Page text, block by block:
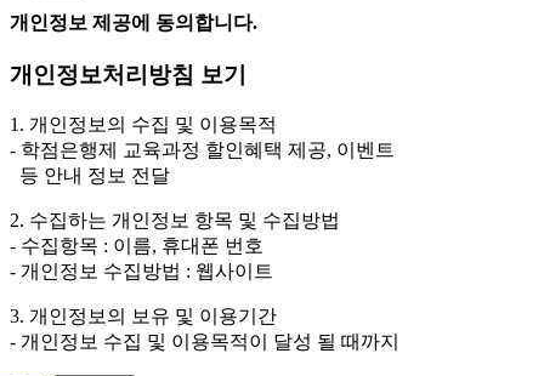
사, 해커스편입 등)
3. 개인정보 보유/이용 기간: 법령상 정하는 경우를 제
외하고는 회원탈퇴 시까지 이용 및 보관합니다. 단, 비회
원이거나 상담 시로부터 3년 이내 탈퇴하는 자의 경우,
소비자 불만 또는 분쟁처리를 위해 3년간 보관합니다.
의 경우에는 상담 신청이 제한됩니다.
개인정보 제공에 동의합니다.
개인정보처리방침 보기
1. 개인정보의 수집 및 이용목적
- 학점은행제 교육과정 할인혜택 제공, 이벤트
등 안내 정보 전달
2. 수집하는 개인정보 항목 및 수집방법
- 수집항목 : 이름, 휴대폰 번호
- 개인정보 수집방법 : 웹사이트
3. 개인정보의 보유 및 이용기간
- 개인정보 수집 및 이용목적이 달성 될 때까지